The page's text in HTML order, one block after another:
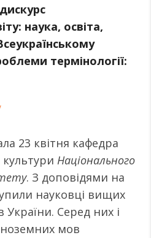
наука, освіта,
термінології:
23 квітня кафедра
Національного
. З доповідями на
науковці вищих
України. Серед них і
мов